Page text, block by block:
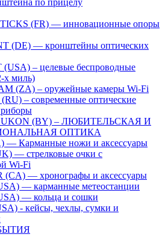
по прицелу
(FR) — инновационные опоры
(DE) — кронштейны оптических
– целевые беспроводные
х миль)
(ZA) – оружейные камеры Wi-Fi
– современные оптические
(BY) – ЛЮБИТЕЛЬСКАЯ И
ОПТИКА
— Карманные ножи и аксессуары
— стрелковые очки с
Wi-Fi
— хронографы и аксессуары
— карманные метеостанции
— кольца и сошки
- кейсы, чехлы, сумки и